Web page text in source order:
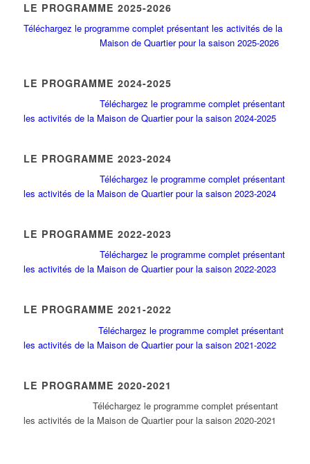
LE PROGRAMME 2025-2026
Téléchargez le programme complet présentant les activités de la
Maison de Quartier pour la saison 2025-2026
LE PROGRAMME 2024-2025
Téléchargez le programme complet présentant
les activités de la Maison de Quartier pour la saison 2024-2025
LE PROGRAMME 2023-2024
Téléchargez le programme complet présentant
les activités de la Maison de Quartier pour la saison 2023-2024
LE PROGRAMME 2022-2023
Téléchargez le programme complet présentant
les activités de la Maison de Quartier pour la saison 2022-2023
LE PROGRAMME 2021-2022
Téléchargez le programme complet présentant
les activités de la Maison de Quartier pour la saison 2021-2022
LE PROGRAMME 2020-2021
Téléchargez le programme complet présentant
les activités de la Maison de Quartier pour la saison 2020-2021